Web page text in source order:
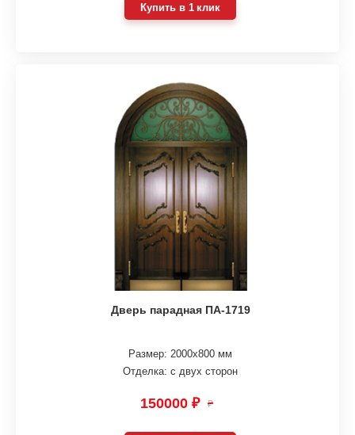
Купить в 1 клик
Дверь парадная ПА-1719
Размер: 2000х800 мм
Отделка: с двух сторон
150000 ₽ ₽